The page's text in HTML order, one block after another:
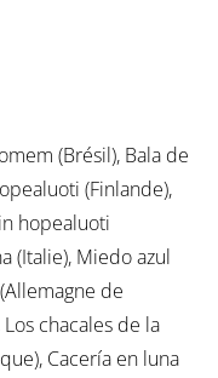
(Brésil), Bala de
(Finlande),
hopealuoti
(Italie), Miedo azul
de
chacales de la
Cacería en luna